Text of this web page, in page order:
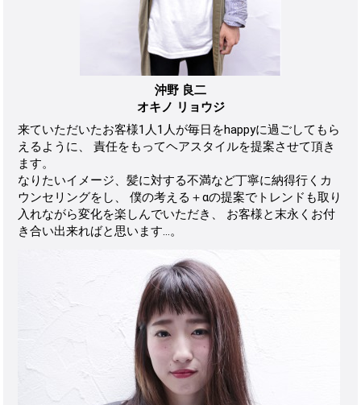
沖野 良二
オキノ リョウジ
来ていただいたお客様1人1人が毎日をhappyに過ごしてもら
えるように、 責任をもってヘアスタイルを提案させて頂き
ます。
なりたいイメージ、髪に対する不満など丁寧に納得行くカ
ウンセリングをし、 僕の考える＋αの提案でトレンドも取り
入れながら変化を楽しんでいただき、 お客様と末永くお付
き合い出来ればと思います…。